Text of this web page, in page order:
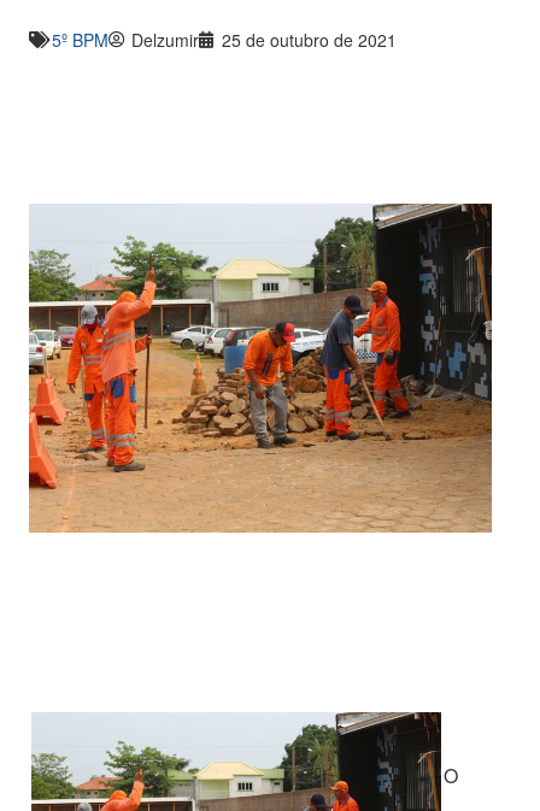
5º BPM Delzumir 25 de outubro de 2021
O